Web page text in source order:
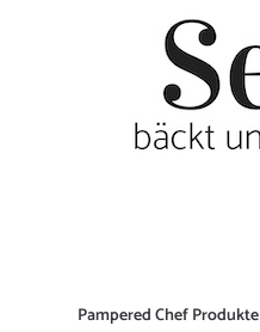
Pampered Chef Produkte